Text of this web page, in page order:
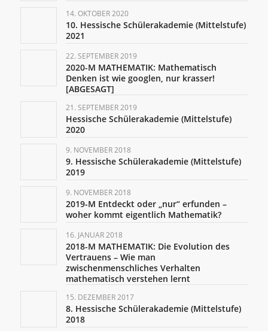
14. OKTOBER 2020
10. Hessische Schülerakademie (Mittelstufe)
2021
22. SEPTEMBER 2019
2020-M MATHEMATIK: Mathematisch
Denken ist wie googlen, nur krasser!
[ABGESAGT]
21. SEPTEMBER 2019
Hessische Schülerakademie (Mittelstufe)
2020
9. NOVEMBER 2018
9. Hessische Schülerakademie (Mittelstufe)
2019
9. NOVEMBER 2018
2019-M Entdeckt oder „nur“ erfunden –
woher kommt eigentlich Mathematik?
16. JANUAR 2018
2018-M MATHEMATIK: Die Evolution des
Vertrauens – Wie man
zwischenmenschliches Verhalten
mathematisch verstehen lernt
15. DEZEMBER 2017
8. Hessische Schülerakademie (Mittelstufe)
2018